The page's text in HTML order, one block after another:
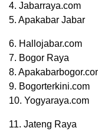
4. Jabarraya.com
5. Apakabar Jabar
6. Hallojabar.com
7. Bogor Raya
8.
9. Bogorterkini.com
10. Yogyaraya.com
11. Jateng Raya